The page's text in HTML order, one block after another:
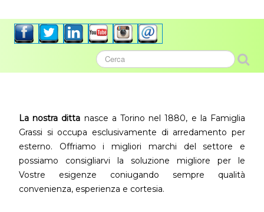
La nostra ditta nasce a Torino nel 1880, e la Famiglia
Grassi si occupa esclusivamente di arredamento per
esterno. Offriamo i migliori marchi del settore e
possiamo consigliarvi la soluzione migliore per le
Vostre esigenze coniugando sempre qualità
convenienza, esperienza e cortesia.